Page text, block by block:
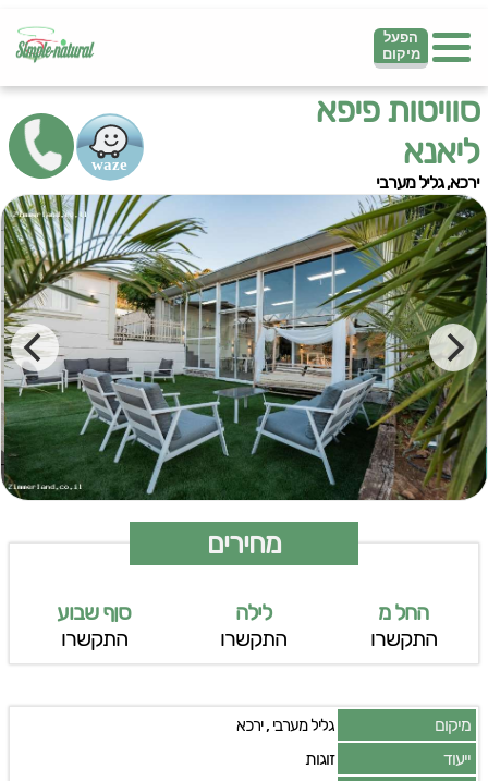
הפעל
מיקום
סוויטות פיפא
ליאנא
ירכא, גליל מערבי
מחירים
החל מ
התקשרו
לילה
התקשרו
סןף שבוע
התקשרו
מיקום גליל מערבי,ירכא
ייעוד
זוגות